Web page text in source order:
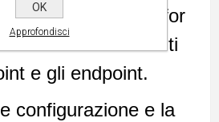
account OneDrive for
librerie di documenti
e gli endpoint.
configurazione e la
OK
Approfondisci